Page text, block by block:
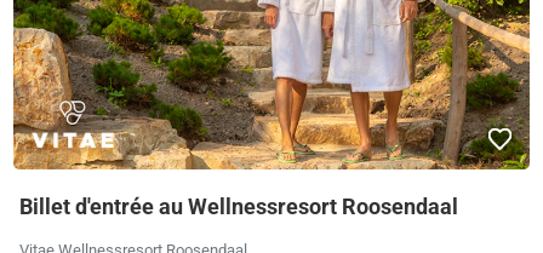
Billet d'entrée au Wellnessresort Roosendaal